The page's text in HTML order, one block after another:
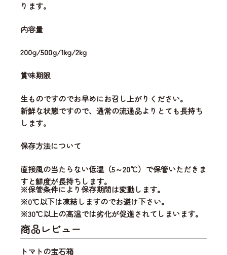
ります。
内容量
200g/500g/1kg/2kg
賞味期限
生ものですのでお早めにお召し上がりください。
新鮮な状態ですので、通常の流通品よりとても長持ち
します。
保存方法について
直接風の当たらない低温（5～20℃）で保管いただきま
すと鮮度が長持ちします。
※保管条件により保存期間は変動します。
※0℃以下は凍結しますのでお避け下さい。
※30℃以上の高温では劣化が促進されてしまいます。
商品レビュー
トマトの宝石箱